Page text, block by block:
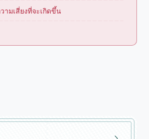
มเสี่ยงที่จะเกิดขึ้น